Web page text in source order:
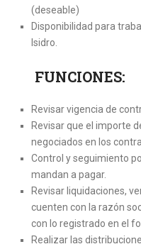
(deseable)
Disponibilidad para
Isidro.
FUNCIONES:
Revisar vigencia de
Revisar que el importe
negociados en los
Control y seguimiento
mandan a pagar.
Revisar liquidaciones,
cuenten con la razón
con lo registrado en el
Realizar las